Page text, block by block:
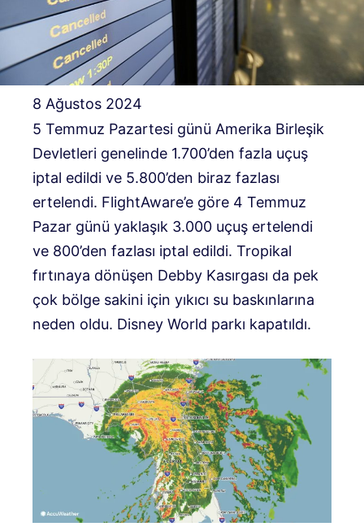
8 Ağustos 2024
5 Temmuz Pazartesi günü Amerika Birleşik
Devletleri genelinde 1.700’den fazla uçuş
iptal edildi ve 5.800’den biraz fazlası
ertelendi. FlightAware’e göre 4 Temmuz
Pazar günü yaklaşık 3.000 uçuş ertelendi
ve 800’den fazlası iptal edildi. Tropikal
fırtınaya dönüşen Debby Kasırgası da pek
çok bölge sakini için yıkıcı su baskınlarına
neden oldu. Disney World parkı kapatıldı.